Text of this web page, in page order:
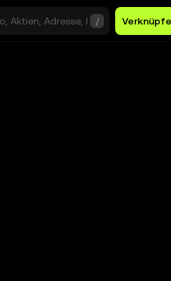
/